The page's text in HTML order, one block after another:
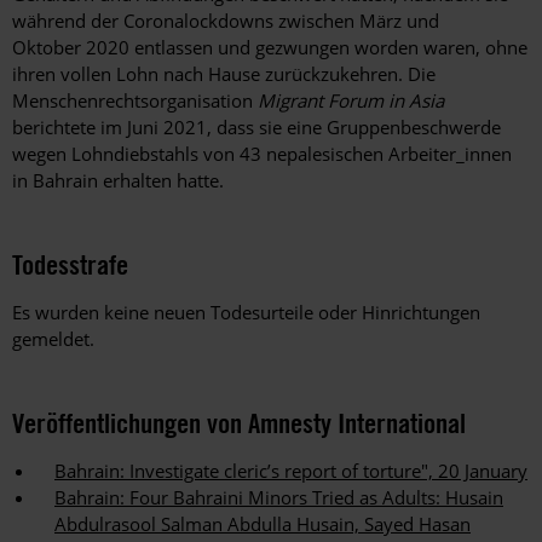
während der Coronalockdowns zwischen März und
Oktober 2020 entlassen und gezwungen worden waren, ohne
ihren vollen Lohn nach Hause zurückzukehren. Die
Menschenrechtsorganisation Migrant Forum in Asia
berichtete im Juni 2021, dass sie eine Gruppenbeschwerde
wegen Lohndiebstahls von 43 nepalesischen Arbeiter_innen
in Bahrain erhalten hatte.
Todesstrafe
Es wurden keine neuen Todesurteile oder Hinrichtungen
gemeldet.
Veröffentlichungen von Amnesty International
Bahrain: Investigate cleric’s report of torture", 20 January
Bahrain: Four Bahraini Minors Tried as Adults: Husain
Abdulrasool Salman Abdulla Husain, Sayed Hasan